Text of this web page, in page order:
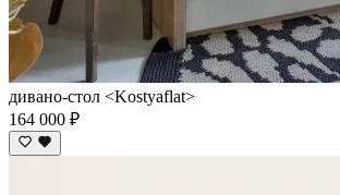
дивано-стол <Kostyaflat>
164 000 ₽